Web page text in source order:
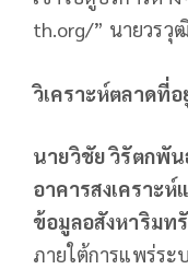
th.org/” นายวรวุ
วิเคราะห์ตลาดที่
นายวิชัย วิรัตกพั
อาคารสงเคราะ
ข้อมูลอสังหาริมท
ภายใต้การแพร่ร